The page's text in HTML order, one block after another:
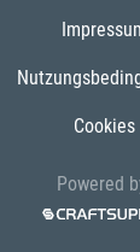
Cookies
Powered